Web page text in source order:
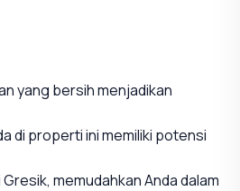
yang bersih menjadikan
di properti ini memiliki potensi
memudahkan Anda dalam